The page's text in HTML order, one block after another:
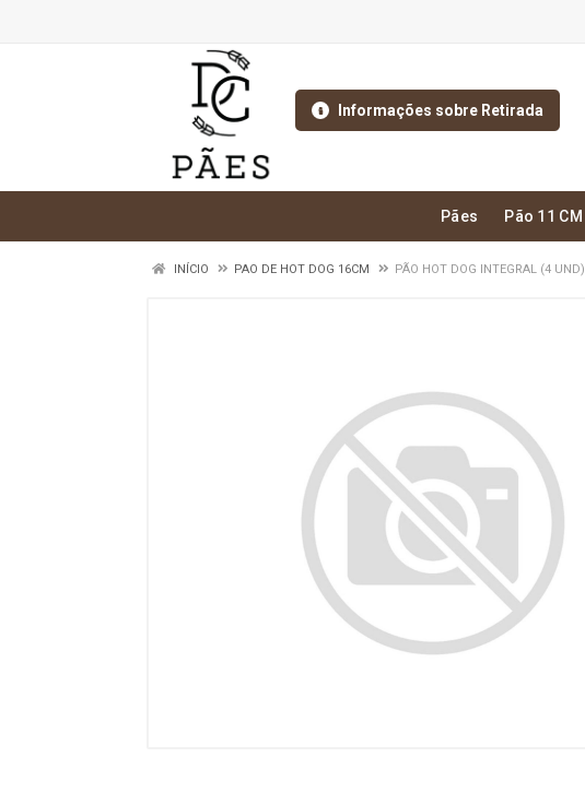
Informações sobre Retirada
Pães Pão 11 CM
INÍCIO PAO DE HOT DOG 16CM PÃO HOT DOG INTEGRAL (4 UND)